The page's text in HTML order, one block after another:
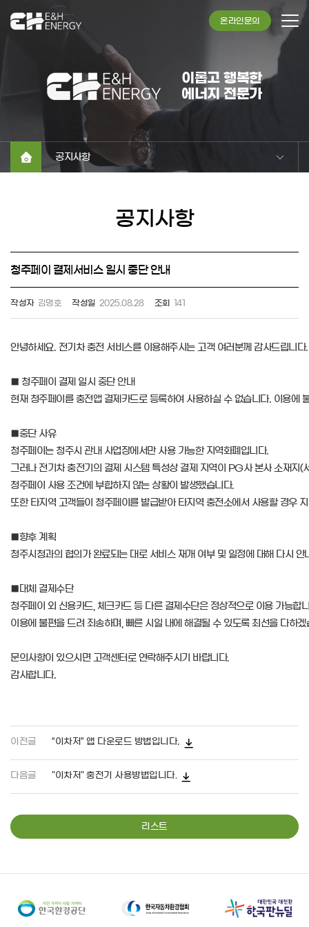
온라인문의
이롭고 행복한
에너지 전문가
공지사항
공지사항
청주페이 결제서비스 일시 중단 안내
작성자 김명호 작성일 2025.08.28 조회 141
안녕하세요. 전기차 충전 서비스를 이용해주시는 고객 여러분께 감사드립니다.
■ 청주페이 결제 일시 중단 안내
현재 청주페이를 충전앱 결제카드로 등록하여 사용하실 수 없습니다. 이용에
■중단 사유
청주페이는 청주시 관내 사업장에서만 사용 가능한 지역화폐입니다.
그러나 전기차 충전기의 결제 시스템 특성상 결제 지역이 PG사 본사 소재지(
청주페이 사용 조건에 부합하지 않는 상황이 발생했습니다.
또한 타지역 고객들이 청주페이를 발급받아 타지역 충전소에서 사용할 경우
■향후 계획
청주시청과의 협의가 완료되는 대로 서비스 재개 여부 및 일정에 대해 다시 안
■대체 결제수단
청주페이 외 신용카드, 체크카드 등 다른 결제수단은 정상적으로 이용 가능합
이용에 불편을 드려 죄송하며, 빠른 시일 내에 해결될 수 있도록 최선을 다하겠
문의사항이 있으시면 고객센터로 연락해주시기 바랍니다.
감사합니다.
이전글 “이차저” 앱 다운로드 방법입니다.
다음글 "이차저" 충전기 사용방법입니다.
리스트